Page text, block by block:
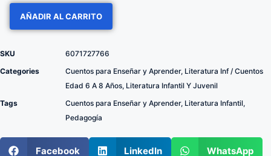
AÑADIR AL CARRITO
SKU
6071727766
Categories
Cuentos para Enseñar y Aprender, Literatura Inf / Cuentos
Edad 6 A 8 Años, Literatura Infantil Y Juvenil
Tags
Cuentos para Enseñar y Aprender, Literatura Infantil,
Pedagogía
Facebook LinkedIn WhatsApp